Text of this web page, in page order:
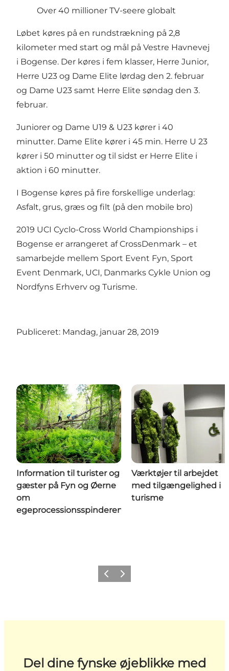
Over 40 millioner TV-seere globalt
Løbet køres på en rundstrækning på 2,8
kilometer med start og mål på Vestre Havnevej
i Bogense. Der køres i fem klasser, Herre Junior,
Herre U23 og Dame Elite lørdag den 2. februar
og Dame U23 samt Herre Elite søndag den 3.
februar.
Juniorer og Dame U19 & U23 kører i 40
minutter. Dame Elite kører i 45 min. Herre U 23
kører i 50 minutter og til sidst er Herre Elite i
aktion i 60 minutter.
I Bogense køres på fire forskellige underlag:
Asfalt, grus, græs og filt (på den mobile bro)
2019 UCI Cyclo-Cross World Championships i
Bogense er arrangeret af CrossDenmark – et
samarbejde mellem Sport Event Fyn, Sport
Event Denmark, UCI, Danmarks Cykle Union og
Nordfyns Erhverv og Turisme.
Publiceret: Mandag, januar 28, 2019
Information til turister og
gæster på Fyn og Øerne
om
egeprocessionsspinderen
Værktøjer til arbejdet
med tilgængelighed i
turisme
ForrigeNæste
Del dine fynske øjeblikke med